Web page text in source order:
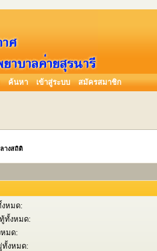
ค้นหา เข้าสู่ระบบ สมัครสมาชิก
างสถิติ
หมด:
ทั้งหมด:
มด:
งหมด: